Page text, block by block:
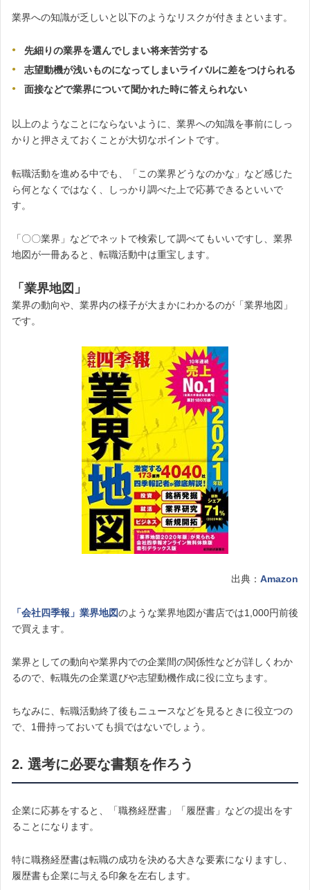
業界への知識が乏しいと以下のようなリスクが付きまといます。
先細りの業界を選んでしまい将来苦労する
志望動機が浅いものになってしまいライバルに差をつけられる
面接などで業界について聞かれた時に答えられない
以上のようなことにならないように、業界への知識を事前にしっ
かりと押さえておくことが大切なポイントです。
転職活動を進める中でも、「この業界どうなのかな」など感じた
ら何となくではなく、しっかり調べた上で応募できるといいで
す。
「〇〇業界」などでネットで検索して調べてもいいですし、業界
地図が一冊あると、転職活動中は重宝します。
「業界地図」
業界の動向や、業界内の様子が大まかにわかるのが「業界地図」
です。
出典： Amazon
「会社四季報」業界地図のような業界地図が書店では1,000円前後
で買えます。
業界としての動向や業界内での企業間の関係性などが詳しくわか
るので、転職先の企業選びや志望動機作成に役に立ちます。
ちなみに、転職活動終了後もニュースなどを見るときに役立つの
で、1冊持っておいても損ではないでしょう。
2. 選考に必要な書類を作ろう
企業に応募をすると、「職務経歴書」「履歴書」などの提出をす
ることになります。
特に職務経歴書は転職の成功を決める大きな要素になりますし、
履歴書も企業に与える印象を左右します。